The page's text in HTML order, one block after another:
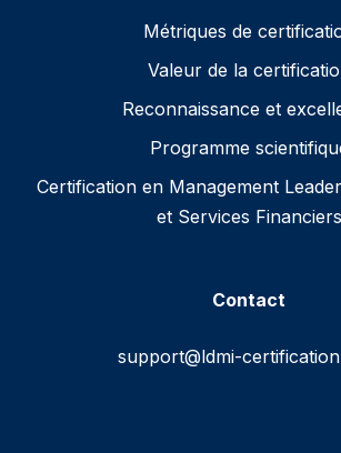
Métriques de
Valeur de la
Reconnaissance et
Programme
Certification en Management
et Services Financiers
Contact
support@ldmi-